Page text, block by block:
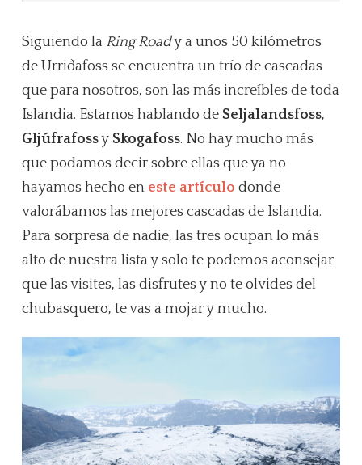
Siguiendo la Ring Roady a unos 50 kilómetros
de Urriðafoss se encuentra un trío de cascadas
que para nosotros, son las más increíbles de toda
Islandia. Estamos hablando de Seljalandsfoss,
Gljúfrafossy Skogafoss. No hay mucho más
que podamos decir sobre ellas que ya no
hayamos hecho en este artículo donde
valorábamos las mejores cascadas de Islandia.
Para sorpresa de nadie, las tres ocupan lo más
alto de nuestra lista y solo te podemos aconsejar
que las visites, las disfrutes y no te olvides del
chubasquero, te vas a mojar y mucho.